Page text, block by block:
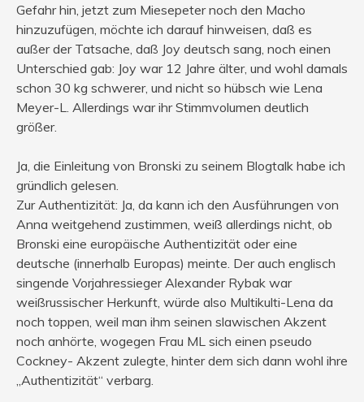
Gefahr hin, jetzt zum Miesepeter noch den Macho
hinzuzufügen, möchte ich darauf hinweisen, daß es
außer der Tatsache, daß Joy deutsch sang, noch einen
Unterschied gab: Joy war 12 Jahre älter, und wohl damals
schon 30 kg schwerer, und nicht so hübsch wie Lena
Meyer-L. Allerdings war ihr Stimmvolumen deutlich
größer.
Ja, die Einleitung von Bronski zu seinem Blogtalk habe ich
gründlich gelesen.
Zur Authentizität: Ja, da kann ich den Ausführungen von
Anna weitgehend zustimmen, weiß allerdings nicht, ob
Bronski eine europäische Authentizität oder eine
deutsche (innerhalb Europas) meinte. Der auch englisch
singende Vorjahressieger Alexander Rybak war
weißrussischer Herkunft, würde also Multikulti-Lena da
noch toppen, weil man ihm seinen slawischen Akzent
noch anhörte, wogegen Frau ML sich einen pseudo
Cockney- Akzent zulegte, hinter dem sich dann wohl ihre
„Authentizität“ verbarg.